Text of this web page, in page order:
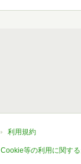
利用規約
Cookie等の利用に関す